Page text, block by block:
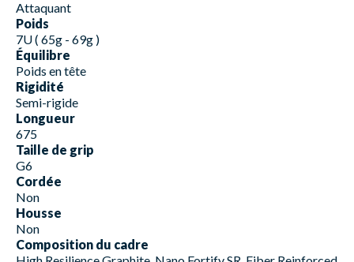
Attaquant
Poids
7U ( 65g - 69g )
Équilibre
Poids en tête
Rigidité
Semi-rigide
Longueur
675
Taille de grip
G6
Cordée
Non
Housse
Non
Composition du cadre